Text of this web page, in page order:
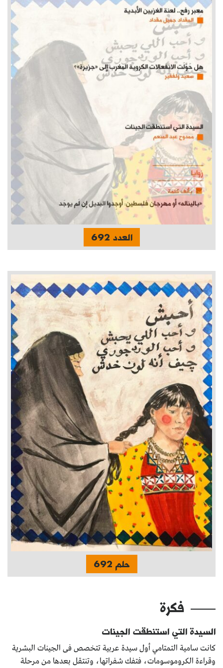
العدد 692
حلم 692
فكرة
السيدة التي استنطقت الجينات
كانت سامية التمتامي أول سيدة عربية تتخصص فى الجينات البشرية
وقراءة الكروموسومات، فتفك شفراتها، وتنتقل بعدها من مرحلة